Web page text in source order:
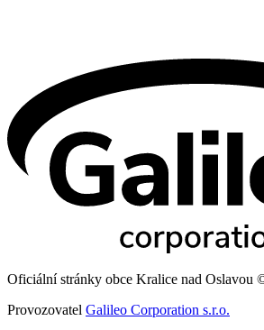
Oficiální stránky obce Kralice nad Oslavou
Provozovatel Galileo Corporation s.r.o.